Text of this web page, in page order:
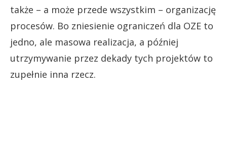
także – a może przede wszystkim – organizację
procesów. Bo zniesienie ograniczeń dla OZE to
jedno, ale masowa realizacja, a później
utrzymywanie przez dekady tych projektów to
zupełnie inna rzecz.